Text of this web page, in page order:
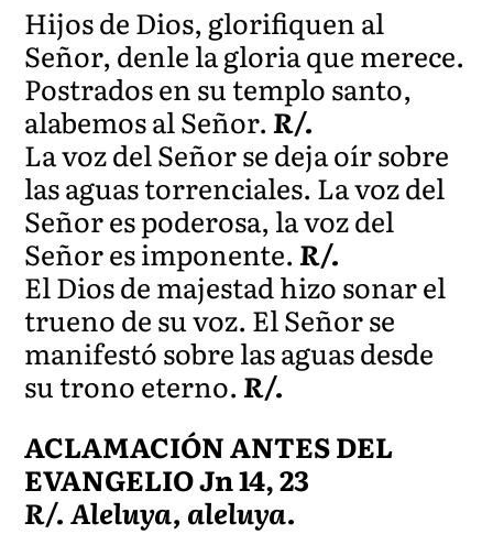
Hijos de Dios, glorifiquen al
Señor, denle la gloria que merece.
Postrados en su templo santo,
alabemos al Señor.R/.
La voz del Señor se deja oír sobre
las aguas torrenciales. La voz del
Señor es poderosa, la voz del
Señor es imponente.R/.
El Dios de majestad hizo sonar el
trueno de su voz. El Señor se
manifestó sobre las aguas desde
su trono eterno.R/.
ACLAMACIÓN ANTES DEL
EVANGELIO Jn 14, 23
R/. Aleluya, aleluya.